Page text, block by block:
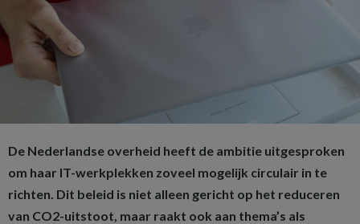
De Nederlandse overheid heeft de ambitie uitgesproken
om haar IT-werkplekken zoveel mogelijk circulair in te
richten. Dit beleid is niet alleen gericht op het reduceren
van CO2-uitstoot, maar raakt ook aan thema’s als